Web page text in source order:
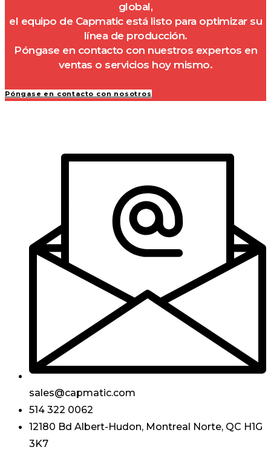
global,
el equipo de Capmatic está listo para optimizar su
línea de producción.
Póngase en contacto con nuestros expertos en
ventas o servicios hoy mismo.
Póngase en contacto con nosotros
sales@capmatic.com
514 322 0062
12180 Bd Albert-Hudon, Montreal Norte, QC H1G
3K7